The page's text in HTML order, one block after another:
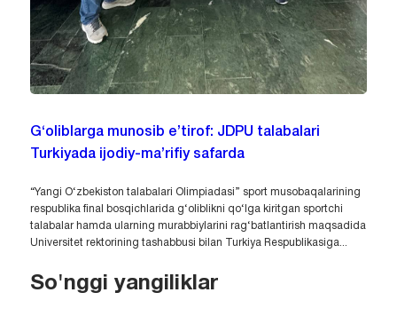
G‘oliblarga munosib e’tirof: JDPU talabalari
Turkiyada ijodiy-ma’rifiy safarda
“Yangi O‘zbekiston talabalari Olimpiadasi” sport musobaqalarining
respublika final bosqichlarida g‘oliblikni qo‘lga kiritgan sportchi
talabalar hamda ularning murabbiylarini rag‘batlantirish maqsadida
Universitet rektorining tashabbusi bilan Turkiya Respublikasiga...
So'nggi yangiliklar